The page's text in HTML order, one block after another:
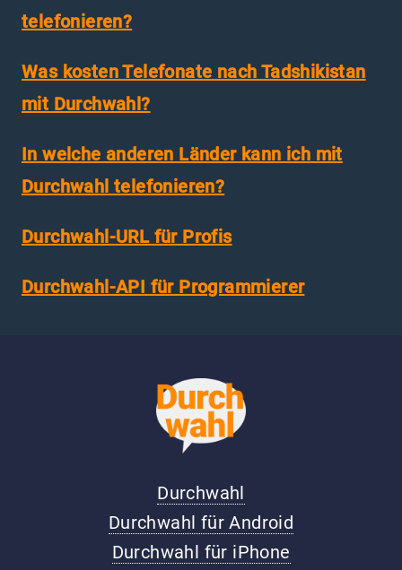
telefonieren?
Was kosten Telefonate nach Tadshikistan
mit Durchwahl?
In welche anderen Länder kann ich mit
Durchwahl telefonieren?
Durchwahl-URL für Profis
Durchwahl-API für Programmierer
Durchwahl
Durchwahl für Android
Durchwahl für iPhone